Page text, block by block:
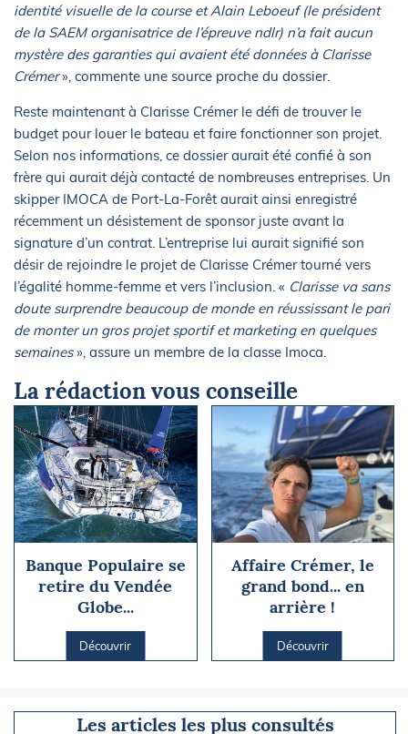
identité visuelle de la course et Alain Leboeuf (le président
de la SAEM organisatrice de l’épreuve ndlr) n’a fait aucun
mystère des garanties qui avaient été données à Clarisse
Crémer», commente une source proche du dossier.
Reste maintenant à Clarisse Crémer le défi de trouver le
budget pour louer le bateau et faire fonctionner son projet.
Selon nos informations, ce dossier aurait été confié à son
frère qui aurait déjà contacté de nombreuses entreprises. Un
skipper IMOCA de Port-La-Forêt aurait ainsi enregistré
récemment un désistement de sponsor juste avant la
signature d’un contrat. L’entreprise lui aurait signifié son
désir de rejoindre le projet de Clarisse Crémer tourné vers
l’égalité homme-femme et vers l’inclusion. « Clarisse va sans
doute surprendre beaucoup de monde en réussissant le pari
de monter un gros projet sportif et marketing en quelques
semaines», assure un membre de la classe Imoca.
La rédaction vous conseille
Banque Populaire se
retire du Vendée
Globe...
Découvrir
Affaire Crémer, le
grand bond... en
arrière !
Découvrir
Les articles les plus consultés